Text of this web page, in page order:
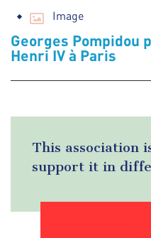
Image
Georges Pompidou
Henri IV à Paris
This association
support it in